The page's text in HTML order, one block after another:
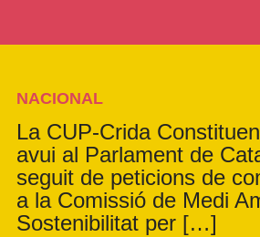
NACIONAL
La CUP-Crida
avui al Parlament de
seguit de peticions de
a la Comissió de Medi
Sostenibilitat per […]